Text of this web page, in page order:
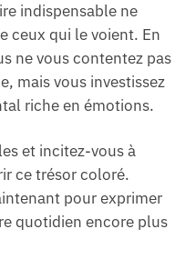
indispensable ne
ceux qui le voient. En
ne vous contentez pas
mais vous investissez
riche en émotions.
et incitez-vous à
ce trésor coloré.
pour exprimer
quotidien encore plus